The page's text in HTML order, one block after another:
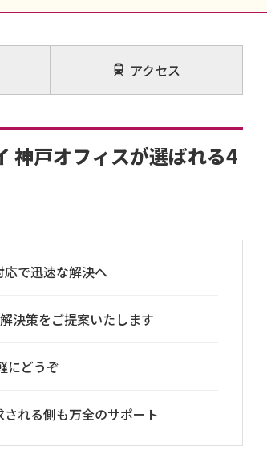
アクセス
神戸オフィスが選ばれる4
で迅速な解決へ
決策をご提案いたします
にどうぞ
れる側も万全のサポート